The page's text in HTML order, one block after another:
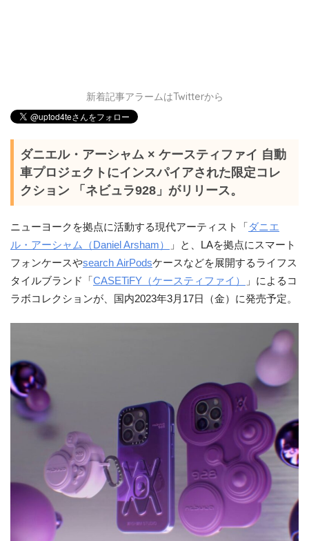
新着記事アラームはTwitterから
ダニエル・アーシャム × ケースティファイ 自動
車プロジェクトにインスパイアされた限定コレ
クション 「ネビュラ928」がリリース。
ニューヨークを拠点に活動する現代アーティスト「 ダニエ
ル・アーシャム（Daniel Arsham）
」と、LAを拠点にスマート
フォンケースやsearch AirPodsケースなどを展開するライフス
タイルブランド「 CASETiFY（ケースティファイ）
」によるコ
ラボコレクションが、国内2023年3月17日（金）に発売予定。